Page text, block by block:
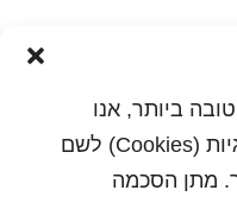
ביותר, אנו
משתמשים בטכנולוגיות כגון עוגיות (Cookies) לשם
מתן הסכמה